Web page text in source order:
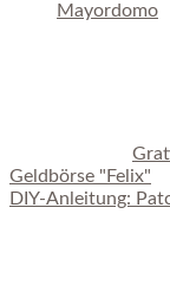
Mayordomo
Geldbörse "Felix"
DIY-Anleitung: